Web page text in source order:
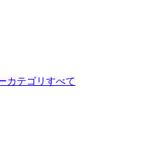
カテゴリすべて